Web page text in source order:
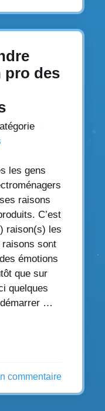
pro des
les gens
raisons
C’est
raison(s) les
raisons sont
émotions
que sur
quelques
…
commentaire